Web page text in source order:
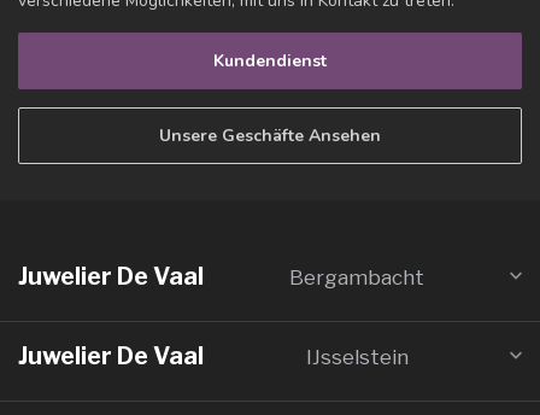
Kundendienst
Unsere Geschäfte Ansehen
Juwelier De Vaal Bergambacht
Juwelier De Vaal IJsselstein